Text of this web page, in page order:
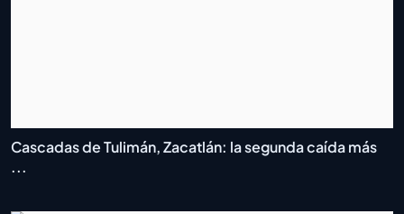
Cascadas de Tulimán, Zacatlán: la segunda caída más
...